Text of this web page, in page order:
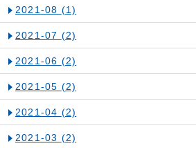
2021-08 (1)
2021-07 (2)
2021-06 (2)
2021-05 (2)
2021-04 (2)
2021-03 (2)